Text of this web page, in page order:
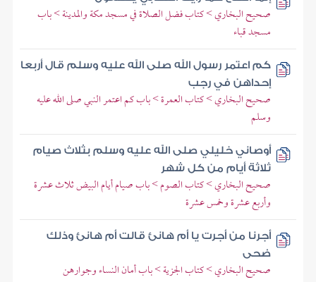
صحيح البخاري > كتاب فضل الصلاة في مسجد مكة والمدينة > باب
مسجد قباء
كم اعتمر رسول الله صلى الله عليه وسلم قال أربعا
إحداهن في رجب
صحيح البخاري > كتاب العمرة > باب كم اعتمر النبي صلى الله عليه
وسلم
أوصاني خليلي صلى الله عليه وسلم بثلاث صيام
ثلاثة أيام من كل شهر
صحيح البخاري > كتاب الصوم > باب صيام أيام البيض ثلاث عشرة
وأربع عشرة وخمس عشرة
أجرنا من أجرت يا أم هانئ قالت أم هانئ وذلك
ضحى
صحيح البخاري > كتاب الجزية > باب أمان النساء وجوارهن